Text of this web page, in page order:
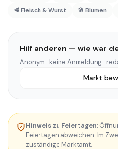
🥩 Fleisch & Wurst
🌸 Blumen
Hilf anderen — wie war
Anonym · keine Anmeldung ·
Markt
Hinweis zu Feiertagen:
Feiertagen abweichen. Im
zuständige Marktamt.